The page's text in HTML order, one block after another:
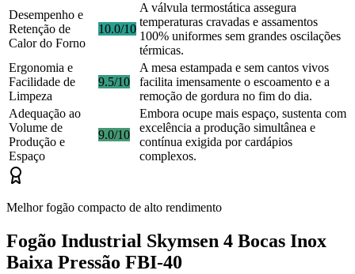
Desempenho e
Retenção de
Calor do Forno
10.0/10
A válvula termostática assegura
temperaturas cravadas e assamentos
100% uniformes sem grandes oscilações
térmicas.
Ergonomia e
Facilidade de
Limpeza
9.5/10
A mesa estampada e sem cantos vivos
facilita imensamente o escoamento e a
remoção de gordura no fim do dia.
Adequação ao
Volume de
Produção e
Espaço
9.0/10
Embora ocupe mais espaço, sustenta com
excelência a produção simultânea e
contínua exigida por cardápios
complexos.
Melhor fogão compacto de alto rendimento
Fogão Industrial Skymsen 4 Bocas Inox
Baixa Pressão FBI-40